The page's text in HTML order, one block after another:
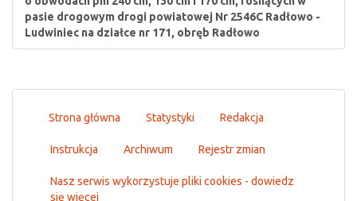
pasie drogowym drogi powiatowej Nr 2546C Radłowo -
Ludwiniec na działce nr 171, obręb Radłowo
Strona główna Statystyki Redakcja
Instrukcja Archiwum Rejestr zmian
Nasz serwis wykorzystuje pliki cookies - dowiedz
się więcej